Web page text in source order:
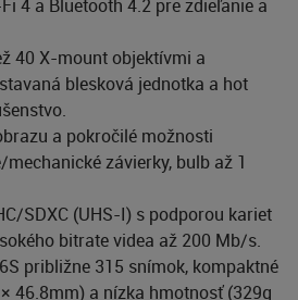
4 a Bluetooth 4.2 pre zdieľanie a
40 X-mount objektívmi a
blesková jednotka a hot
a pokročilé možnosti
závierky, bulb až 1
SDXC (UHS-I) s podporou kariet
bitrate videa až 200 Mb/s.
približne 315 snímok, kompaktné
46.8mm) a nízka hmotnosť (329g